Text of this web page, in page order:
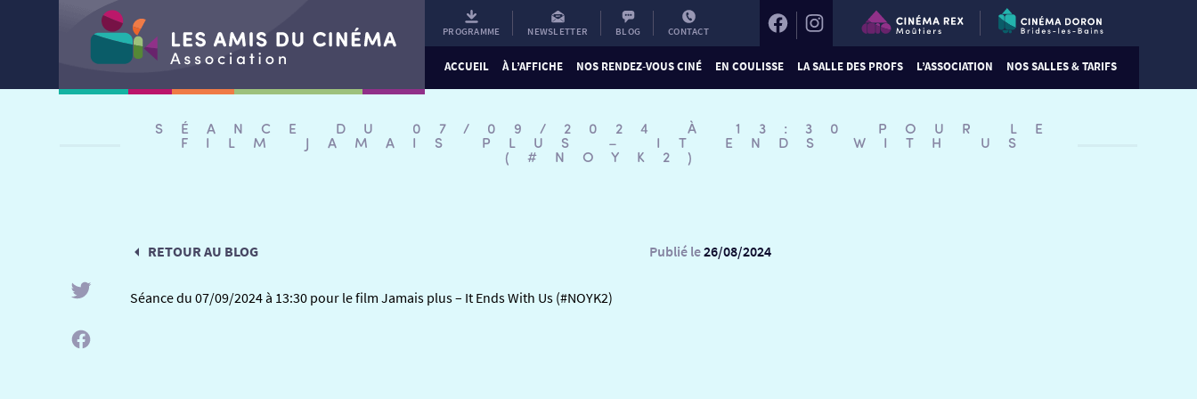
PROGRAMME NEWSLETTER BLOG CONTACT
ACCUEIL À L’AFFICHE NOS RENDEZ-VOUS CINÉ EN COULISSE LA SALLE DES PROFS L’ASSOCIATION NOS SALLES & TARIFS
SÉANCE DU 07/09/2024 À 13:30 POUR LE
FILM JAMAIS PLUS – IT ENDS WITH US
(#NOYK2)
RETOUR AU BLOG Publié le26/08/2024
Séance du 07/09/2024 à 13:30 pour le film Jamais plus – It Ends With Us (#NOYK2)